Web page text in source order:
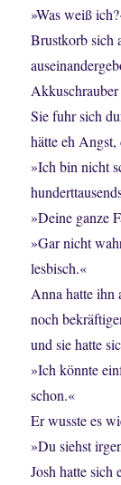
»Was weiß
Brustkorb sich
Akkuschrauber
Sie fuhr sich
hätte eh
»Ich bin nicht
»Deine ganze
»Gar nicht
lesbisch.«
Anna hatte ihn
noch
und sie hatte
»Ich könnte
schon.«
Er wusste es
»Du siehst
Josh hatte sich